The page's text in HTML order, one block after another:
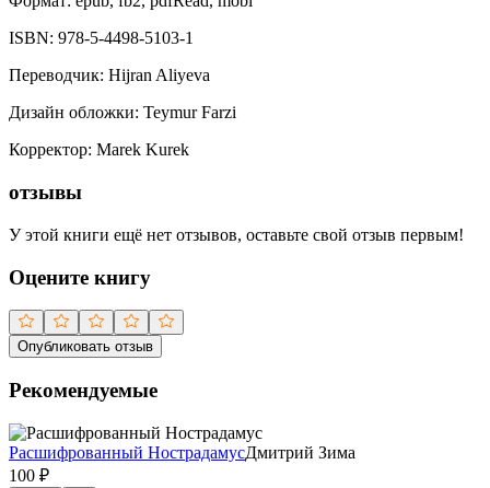
ISBN: 978-5-4498-5103-1
Переводчик: Hijran Aliyeva
Дизайн обложки: Teymur Farzi
Корректор: Marek Kurek
отзывы
У этой книги ещё нет отзывов, оставьте свой отзыв первым!
Оцените книгу
Опубликовать отзыв
Рекомендуемые
Расшифрованный НострадамусДмитрий Зима
100 ₽